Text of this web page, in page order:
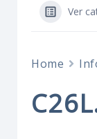
Ver
Home